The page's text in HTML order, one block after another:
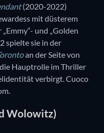
(2020-2022)
mit düsterem
und „Golden
spielte sie in der
an der Seite von
Hauptrolle im Thriller
verbirgt. Cuoco
Wolowitz)